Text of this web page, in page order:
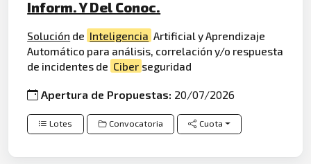
Inform. Y Del Conoc.
Solución de Inteligencia Artificial y Aprendizaje
Automático para análisis, correlación y/o respuesta
de incidentes de Ciber seguridad
Apertura de Propuestas: 20/07/2026
Lotes Convocatoria Cuota